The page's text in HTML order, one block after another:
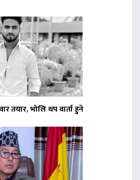
तयार, भोलि थप वार्ता हुने